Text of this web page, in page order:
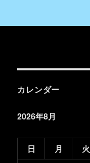
カレンダー
2026年8月
日 月 火